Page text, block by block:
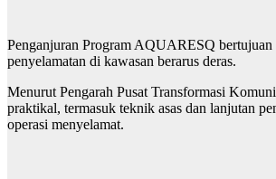
Penganjuran Program AQUARESQ bertujuan
penyelamatan di kawasan berarus deras.
Menurut Pengarah Pusat Transformasi
praktikal, termasuk teknik asas dan lanjutan
operasi menyelamat.